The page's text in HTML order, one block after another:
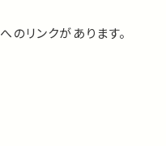
のリンクがあります。